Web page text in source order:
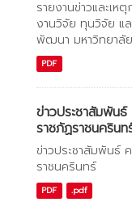
รายงานข่าวและเ
งานวิจัย ทุนวิจัย แ
พัฒนา มหาวิทยาลั
PDF
ข่าวประชาสัมพัน
ราชภัฏราชนครินท
ข่าวประชาสัมพันธ์
ราชนครินทร์
PDF .pdf